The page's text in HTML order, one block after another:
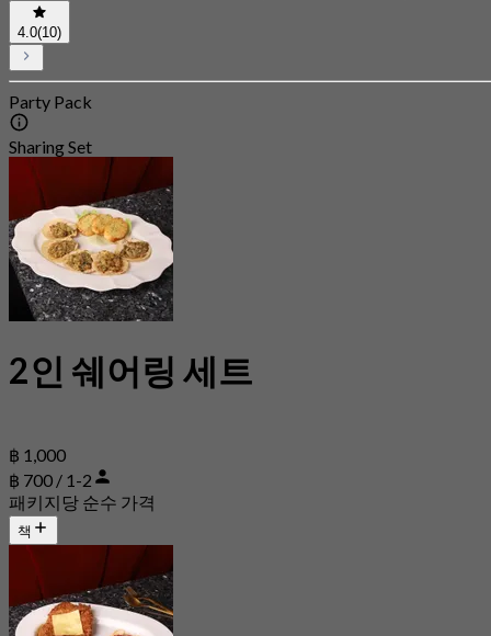
4.0(10)
Party Pack
Sharing Set
2인 쉐어링 세트
฿ 1,000
฿ 700 / 1-2
패키지당 순수 가격
책